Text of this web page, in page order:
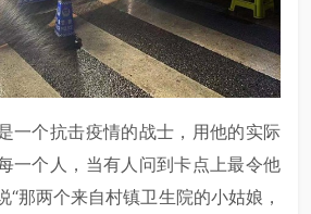
一个抗击疫情的战士，用他的实际
一个人，当有人问到卡点上最令他
“那两个来自村镇卫生院的小姑娘，